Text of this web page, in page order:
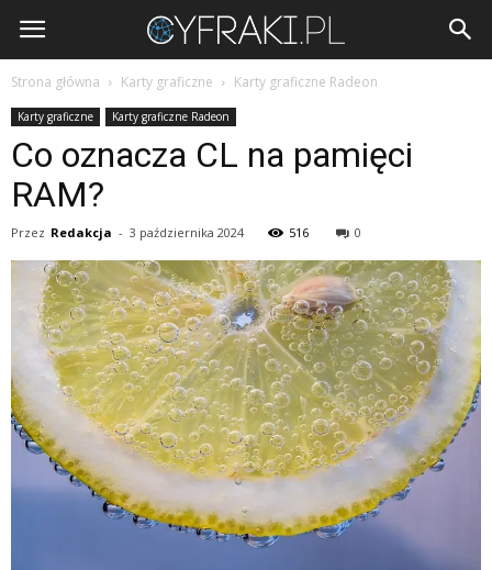
Cyfraki.pl
Strona główna Karty graficzne Karty graficzne Radeon
Karty graficzne Karty graficzne Radeon
Co oznacza CL na pamięci
RAM?
Przez Redakcja - 3 października 2024 516 0